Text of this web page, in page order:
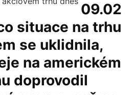
09.02
situace na trhu
se uklidnila,
na americkém
doprovodil